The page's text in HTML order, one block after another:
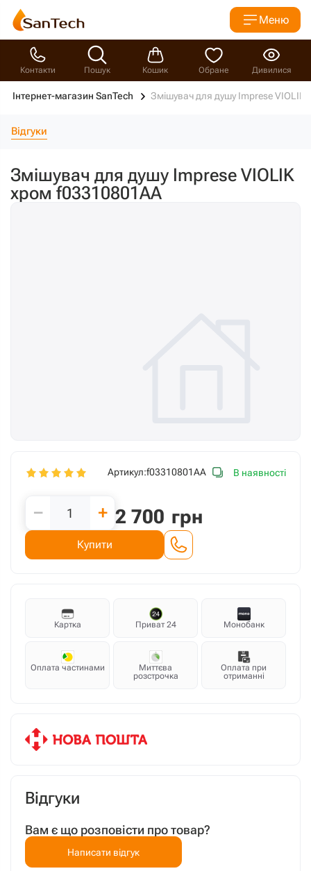
Меню
Контакти Пошук Кошик Обране Дивилися
Інтернет-магазин SanTech Змішувач для душу Imprese VIOLIK
Відгуки
Змішувач для душу Imprese VIOLIK
хром f03310801AA
Артикул:f03310801AA В наявності
− + 2 700 грн
Купити
Картка Приват 24 Монобанк
Оплата частинами
Миттєва
розстрочка
Оплата при
отриманні
Відгуки
Вам є що розповісти про товар?
Написати відгук